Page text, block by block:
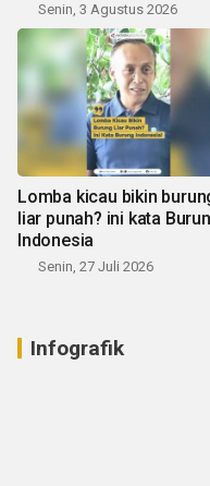
Senin, 3 Agustus 2026
Lomba kicau bikin
liar punah? ini kata
Indonesia
Senin, 27 Juli 2026
Infografik